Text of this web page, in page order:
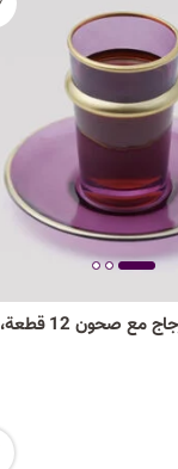
دلتي طقم شاي زجاج مع صحون 12 قطعة،